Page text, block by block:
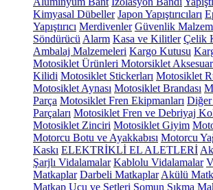
Kimyasal Dübeller Japon Yapıştırıcıları
Yapıştırıcı Merdivenler Güvenlik
Söndürücü Alarm Kasa ve Kilitler Çelik
Ambalaj Malzemeleri Kargo Kutusu
Motosiklet Ürünleri Motorsiklet
Kilidi Motosiklet Stickerları Motosiklet
Motosiklet Aynası Motosiklet Brandası
Parça Motosiklet Fren Ekipmanları
Parçaları Motosiklet Fren ve Debriyaj
Motosiklet Zinciri Motosiklet Giyim
Motorcu Botu ve Ayakkabısı Motorcu
Kaskı ELEKTRİKLİ EL ALETLERİ
Şarjlı Vidalamalar Kablolu Vidalamalar
Matkaplar Darbeli Matkaplar Akülü
Matkap Ucu ve Setleri Somun Sıkma